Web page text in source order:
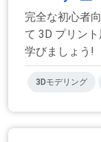
完全な初心者
て 3D プリン
学びましょう!
3Dモデリング